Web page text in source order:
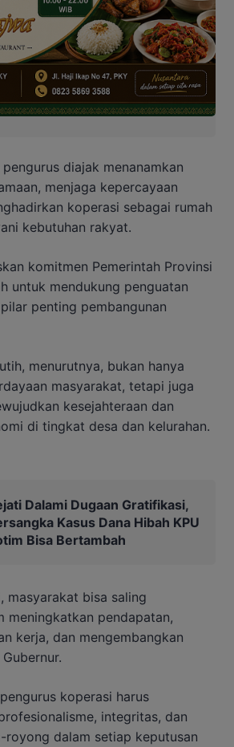
diajak menanamkan
menjaga kepercayaan
koperasi sebagai rumah
kebutuhan rakyat.
komitmen Pemerintah Provinsi
untuk mendukung penguatan
penting pembangunan
menurutnya, bukan hanya
masyarakat, tetapi juga
kesejahteraan dan
di tingkat desa dan kelurahan.
Dalami Dugaan Gratifikasi,
Kasus Dana Hibah KPU
Bisa Bertambah
masyarakat bisa saling
meningkatkan pendapatan,
kerja, dan mengembangkan
koperasi harus
integritas, dan
royong dalam setiap keputusan